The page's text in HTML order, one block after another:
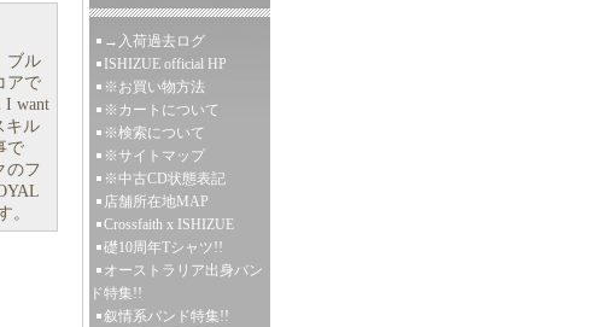
ブル
アで
I want
キル
で
のフ
。
→入荷過去ログ
ISHIZUE official HP
※お買い物方法
※カートについて
※検索について
※サイトマップ
※中古CD状態表記
店舗所在地MAP
Crossfaith x ISHIZUE
礎10周年Tシャツ!!
オーストラリア出身バン
ド特集!!
叙情系バンド特集!!